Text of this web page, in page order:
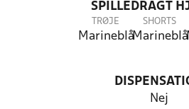
SPILLEDRAGT
TRØJE
Marineblå
SHORTS
Marineblå
Nej